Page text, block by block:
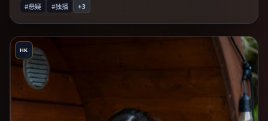
#悬疑 #独播 +3
HK